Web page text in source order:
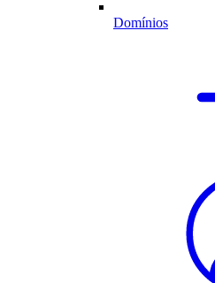
Domínios